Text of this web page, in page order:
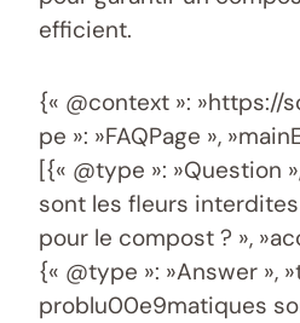
efficient.
{« @context »: »https://
pe »: »FAQPage »,
[{« @type »: »Question
sont les fleurs
pour le compost ? »,
{« @type »: »Answer »,
problu00e9matiques